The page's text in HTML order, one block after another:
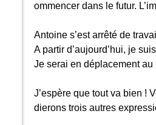
ommencer dans le futur.
Antoine s’est arrêté de
A partir d’aujourd’hui, je
Je serai en déplacement
J’espère que tout va bien !
dierons trois autres